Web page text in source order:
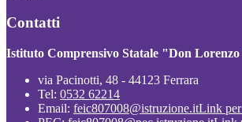
Contatti
Istituto Comprensivo Statale "Don
via Pacinotti, 48 - 44123 Ferrara
Tel: 0532 62214
Email: feic807008@istruzione.itLink